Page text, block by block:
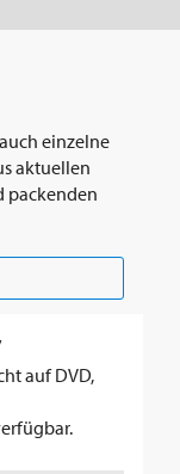
einzelne
aktuellen
packenden
auf DVD,